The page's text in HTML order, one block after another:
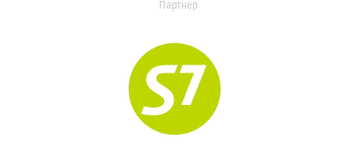
Партнер